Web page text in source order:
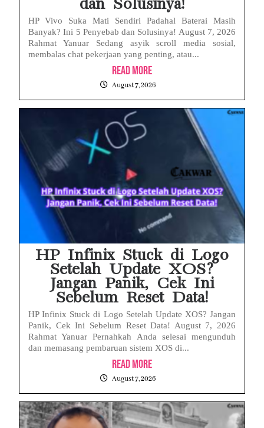
dan Solusinya!
HP Vivo Suka Mati Sendiri Padahal Baterai Masih
Banyak? Ini 5 Penyebab dan Solusinya! August 7, 2026
Rahmat Yanuar Sedang asyik scroll media sosial,
membalas chat pekerjaan yang penting, atau...
Read More
August 7, 2026
HP Infinix Stuck di Logo
Setelah Update XOS?
Jangan Panik, Cek Ini
Sebelum Reset Data!
HP Infinix Stuck di Logo Setelah Update XOS? Jangan
Panik, Cek Ini Sebelum Reset Data! August 7, 2026
Rahmat Yanuar Pernahkah Anda selesai mengunduh
dan memasang pembaruan sistem XOS di...
Read More
August 7, 2026